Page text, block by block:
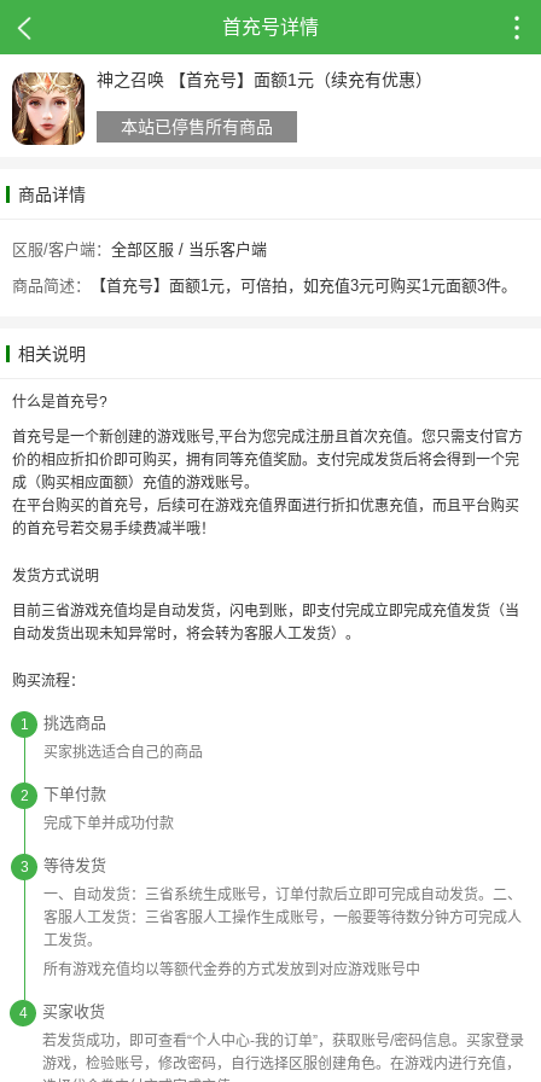
首充号详情
神之召唤 【首充号】面额1元（续充有优惠）
本站已停售所有商品
商品详情
区服/客户端： 全部区服 / 当乐客户端
商品简述：
【首充号】面额1元，可倍拍，如充值3元可购买1元面额3件。
相关说明
什么是首充号?
首充号是一个新创建的游戏账号,平台为您完成注册且首次充值。您只需支付官方
价的相应折扣价即可购买，拥有同等充值奖励。支付完成发货后将会得到一个完
成（购买相应面额）充值的游戏账号。
在平台购买的首充号，后续可在游戏充值界面进行折扣优惠充值，而且平台购买
的首充号若交易手续费减半哦！
发货方式说明
目前三省游戏充值均是自动发货，闪电到账，即支付完成立即完成充值发货（当
自动发货出现未知异常时，将会转为客服人工发货）。
购买流程：
1 挑选商品
买家挑选适合自己的商品
2 下单付款
完成下单并成功付款
3 等待发货
一、自动发货：三省系统生成账号，订单付款后立即可完成自动发货。二、
客服人工发货：三省客服人工操作生成账号，一般要等待数分钟方可完成人
工发货。
所有游戏充值均以等额代金券的方式发放到对应游戏账号中
4 买家收货
若发货成功，即可查看“个人中心-我的订单”，获取账号/密码信息。买家登录
游戏，检验账号，修改密码，自行选择区服创建角色。在游戏内进行充值，